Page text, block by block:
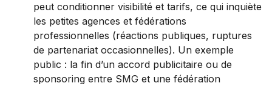
peut conditionner visibilité et tarifs, ce qui inquiète
les petites agences et fédérations
professionnelles (réactions publiques, ruptures
de partenariat occasionnelles). Un exemple
public : la fin d’un accord publicitaire ou de
sponsoring entre SMG et une fédération